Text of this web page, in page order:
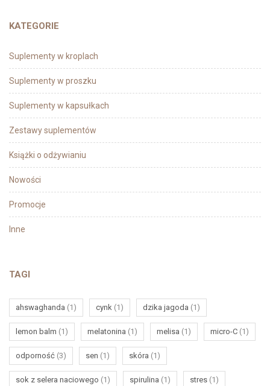
KATEGORIE
Suplementy w kroplach
Suplementy w proszku
Suplementy w kapsułkach
Zestawy suplementów
Książki o odżywianiu
Nowości
Promocje
Inne
TAGI
ahswaghanda (1) cynk (1) dzika jagoda (1)
lemon balm (1) melatonina (1) melisa (1) micro-C (1)
odporność (3) sen (1) skóra (1)
sok z selera naciowego (1) spirulina (1) stres (1)